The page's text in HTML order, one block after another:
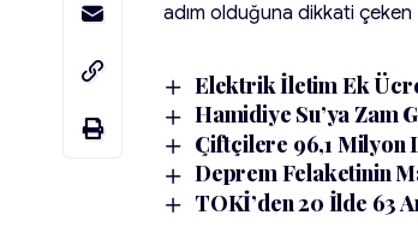
adım olduğuna dikkati çeken
Elektrik İletim Ek
Hamidiye Su’ya Zam
Çiftçilere 96,1 Milyon
Deprem Felaketinin
TOKİ’den 20 İlde 63